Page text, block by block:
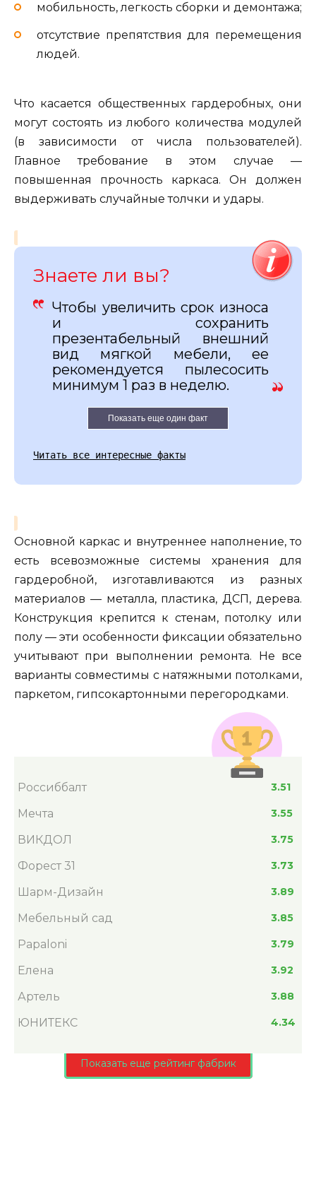
мобильность, легкость сборки и демонтажа;
отсутствие препятствия для перемещения
людей.
Что касается общественных гардеробных, они
могут состоять из любого количества модулей
(в зависимости от числа пользователей).
Главное требование в этом случае —
повышенная прочность каркаса. Он должен
выдерживать случайные толчки и удары.
Знаете ли вы?
Чтобы увеличить срок износа
и сохранить
презентабельный внешний
вид мягкой мебели, ее
рекомендуется пылесосить
минимум 1 раз в неделю.
Показать еще один факт
Читать все интересные факты
Основной каркас и внутреннее наполнение, то
есть всевозможные системы хранения для
гардеробной, изготавливаются из разных
материалов — металла, пластика, ДСП, дерева.
Конструкция крепится к стенам, потолку или
полу — эти особенности фиксации обязательно
учитывают при выполнении ремонта. Не все
варианты совместимы с натяжными потолками,
паркетом, гипсокартонными перегородками.
Россиббалт 3.51
Мечта 3.55
ВИКДОЛ 3.75
Форест 31 3.73
Шарм-Дизайн 3.89
Мебельный сад 3.85
Papaloni 3.79
Елена 3.92
Артель 3.88
ЮНИТЕКС 4.34
Показать еще рейтинг фабрик